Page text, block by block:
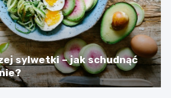
sylwetki – jak schudnąć